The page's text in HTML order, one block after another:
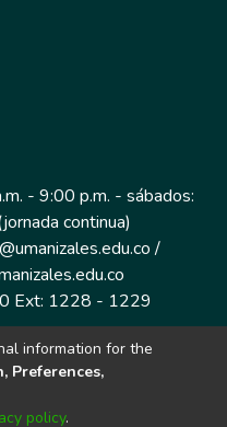
- 9:00 p.m. - sábados:
continua)
/
Ext: 1228 - 1229
histórico, piso 1
information for the
Preferences,
policy.